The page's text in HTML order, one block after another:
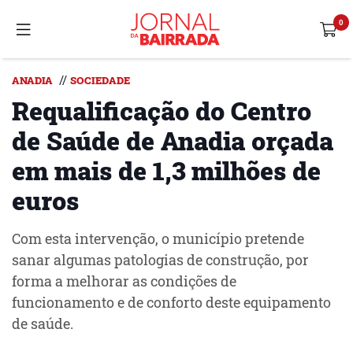
ANADIA // SOCIEDADE
Requalificação do Centro
de Saúde de Anadia orçada
em mais de 1,3 milhões de
euros
Com esta intervenção, o município pretende
sanar algumas patologias de construção, por
forma a melhorar as condições de
funcionamento e de conforto deste equipamento
de saúde.